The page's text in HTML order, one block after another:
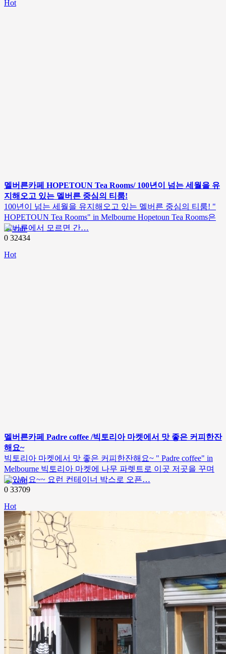
Hot
멜버른카페 HOPETOUN Tea Rooms/ 100년이 넘는 세월을 유
지해오고 있는 멜버른 중심의 티룸!
100년이 넘는 세월을 유지해오고 있는 멜버른 중심의 티룸! "
HOPETOUN Tea Rooms" in Melbourne Hopetoun Tea Rooms은
멜버른에서 모르면 간…
cafe
0 32434
Hot
멜버른카페 Padre coffee /빅토리아 마켓에서 맛 좋은 커피한잔
해요~
빅토리아 마켓에서 맛 좋은 커피한잔해요~ " Padre coffee" in
Melbourne 빅토리아 마켓에 나무 파렛트로 이곳 저곳을 꾸며
놓았어요~~ 요런 컨테이너 박스로 오픈…
cafe
0 33709
Hot